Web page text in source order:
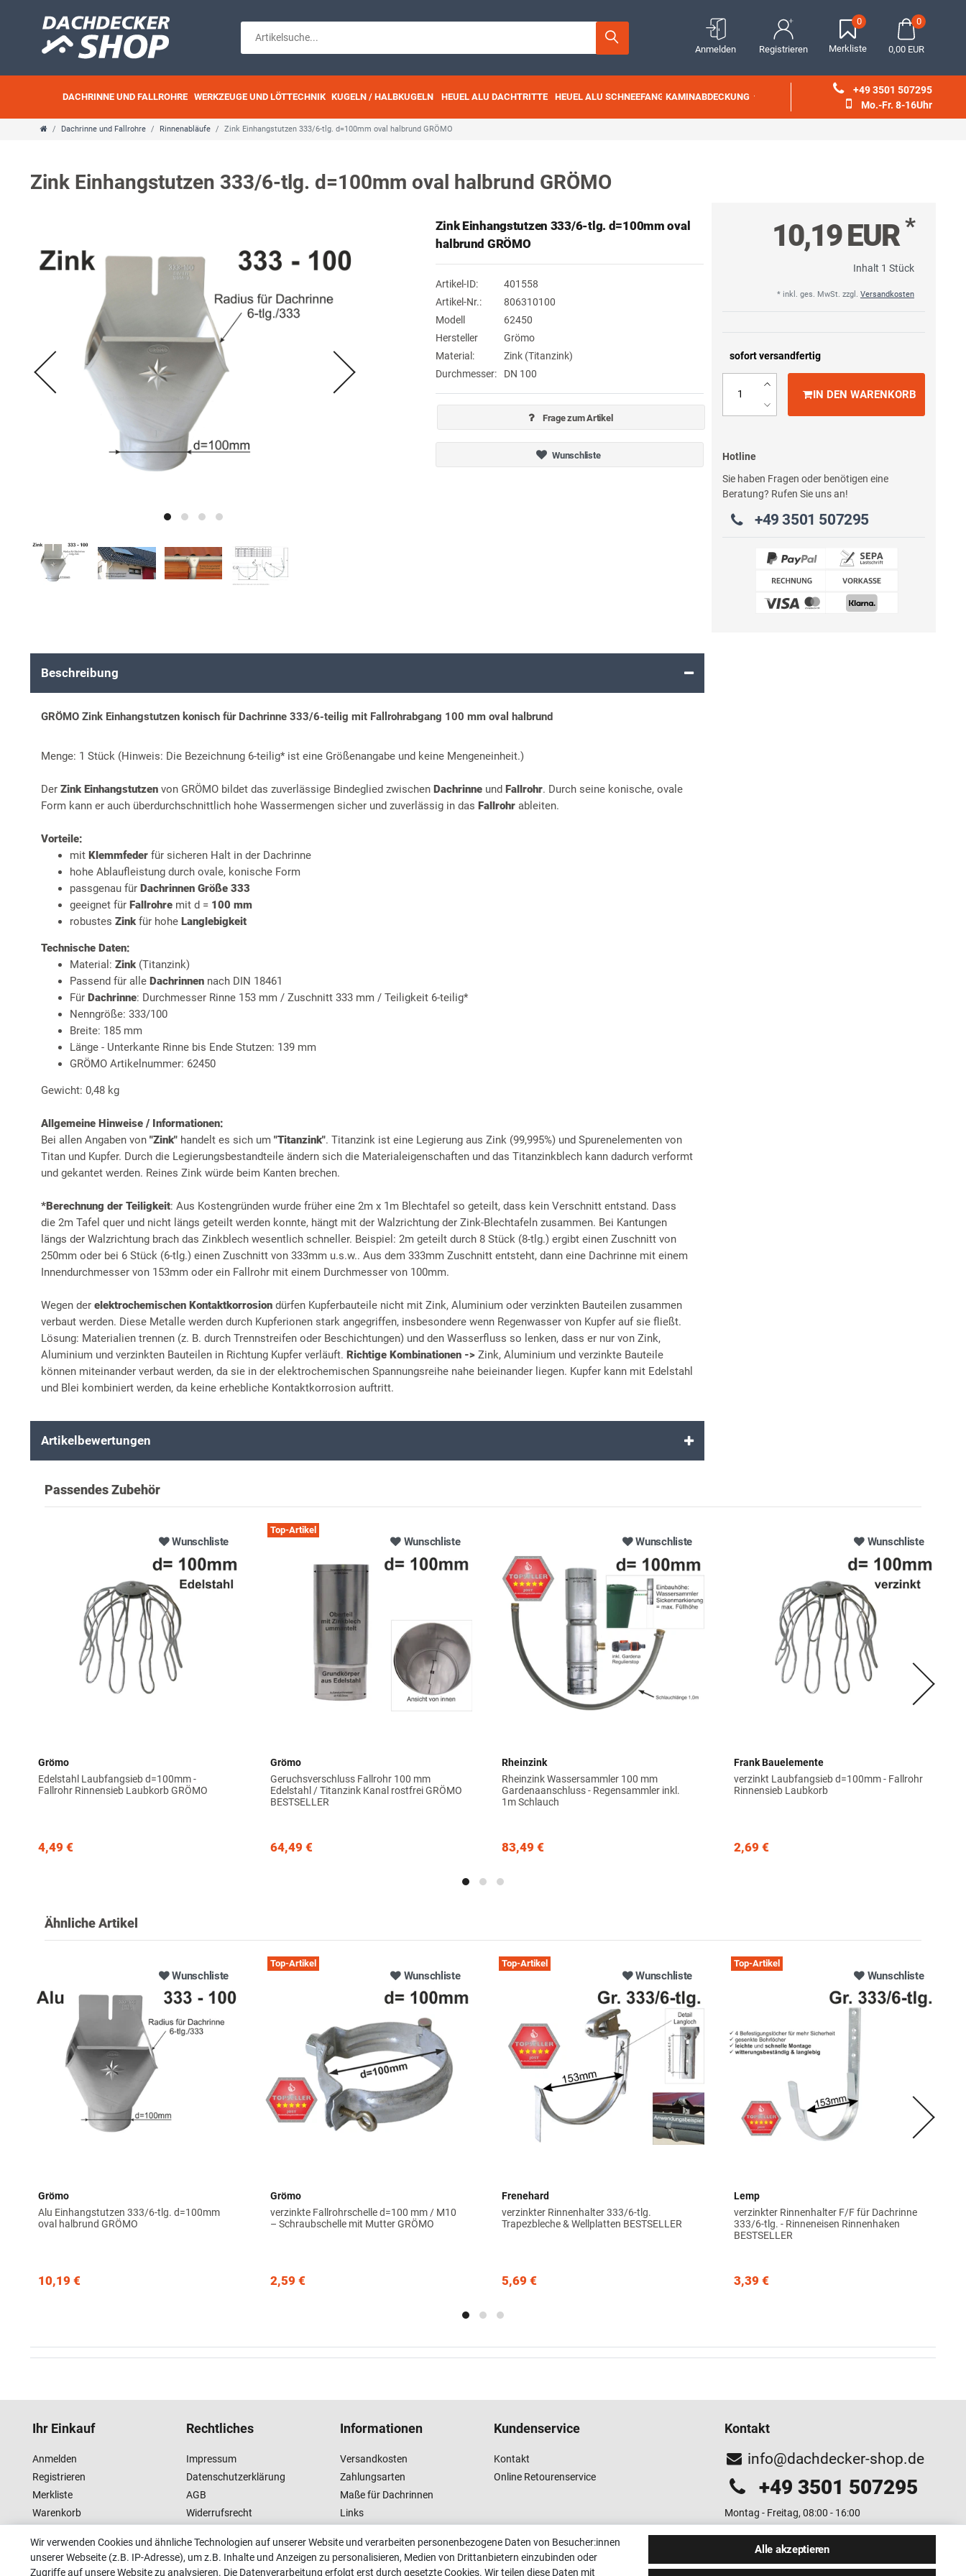
Anmelden Registrieren
0
Merkliste
0
0,00 EUR
DACHRINNE UND FALLROHRE WERKZEUGE UND LÖTTECHNIK KUGELN / HALBKUGELN HEUEL ALU DACHTRITTE HEUEL ALU SCHNEEFANG KAMINABDECKUNG
+49 3501 507295
Mo.-Fr. 8-16Uhr
Dachrinne und Fallrohre Rinnenabläufe Zink Einhangstutzen 333/6-tlg. d=100mm oval halbrund GRÖMO
Zink Einhangstutzen 333/6-tlg. d=100mm oval halbrund GRÖMO
10,19 EUR*
Inhalt 1 Stück
* inkl. ges. MwSt. zzgl. Versandkosten
sofort versandfertig
IN DEN WARENKORB
Hotline
Sie haben Fragen oder benötigen eine
Beratung? Rufen Sie uns an!
+49 3501 507295
Zink Einhangstutzen 333/6-tlg. d=100mm oval
halbrund GRÖMO
Artikel-ID:
401558
Artikel-Nr.:
806310100
Modell
62450
Hersteller
Grömo
Material:
Zink (Titanzink)
Durchmesser:
DN 100
Frage zum Artikel
Wunschliste
Beschreibung
GRÖMO Zink Einhangstutzen konisch für Dachrinne 333/6-teilig mit Fallrohrabgang 100 mm oval halbrund
Menge: 1 Stück (Hinweis: Die Bezeichnung 6-teilig* ist eine Größenangabe und keine Mengeneinheit.)
Der Zink Einhangstutzen von GRÖMO bildet das zuverlässige Bindeglied zwischen Dachrinne und Fallrohr. Durch seine konische, ovale
Form kann er auch überdurchschnittlich hohe Wassermengen sicher und zuverlässig in das Fallrohr ableiten.
Vorteile:
mit Klemmfeder für sicheren Halt in der Dachrinne
hohe Ablaufleistung durch ovale, konische Form
passgenau für Dachrinnen Größe 333
geeignet für Fallrohre mit d = 100 mm
robustes Zinkfür hohe Langlebigkeit
Technische Daten:
Material: Zink(Titanzink)
Passend für alle Dachrinnen nach DIN 18461
Für Dachrinne: Durchmesser Rinne 153 mm / Zuschnitt 333 mm / Teiligkeit 6-teilig*
Nenngröße: 333/100
Breite: 185 mm
Länge - Unterkante Rinne bis Ende Stutzen: 139 mm
GRÖMO Artikelnummer: 62450
Gewicht: 0,48 kg
Allgemeine Hinweise / Informationen:
Bei allen Angaben von "Zink" handelt es sich um "Titanzink". Titanzink ist eine Legierung aus Zink (99,995%) und Spurenelementen von
Titan und Kupfer. Durch die Legierungsbestandteile ändern sich die Materialeigenschaften und das Titanzinkblech kann dadurch verformt
und gekantet werden. Reines Zink würde beim Kanten brechen.
*Berechnung der Teiligkeit: Aus Kostengründen wurde früher eine 2m x 1m Blechtafel so geteilt, dass kein Verschnitt entstand. Dass
die 2m Tafel quer und nicht längs geteilt werden konnte, hängt mit der Walzrichtung der Zink-Blechtafeln zusammen. Bei Kantungen
längs der Walzrichtung brach das Zinkblech wesentlich schneller. Beispiel: 2m geteilt durch 8 Stück (8-tlg.) ergibt einen Zuschnitt von
250mm oder bei 6 Stück (6-tlg.) einen Zuschnitt von 333mm u.s.w.. Aus dem 333mm Zuschnitt entsteht, dann eine Dachrinne mit einem
Innendurchmesser von 153mm oder ein Fallrohr mit einem Durchmesser von 100mm.
Wegen der elektrochemischen Kontaktkorrosion dürfen Kupferbauteile nicht mit Zink, Aluminium oder verzinkten Bauteilen zusammen
verbaut werden. Diese Metalle werden durch Kupferionen stark angegriffen, insbesondere wenn Regenwasser von Kupfer auf sie fließt.
Lösung: Materialien trennen (z. B. durch Trennstreifen oder Beschichtungen) und den Wasserfluss so lenken, dass er nur von Zink,
Aluminium und verzinkten Bauteilen in Richtung Kupfer verläuft. Richtige Kombinationen -> Zink, Aluminium und verzinkte Bauteile
können miteinander verbaut werden, da sie in der elektrochemischen Spannungsreihe nahe beieinander liegen. Kupfer kann mit Edelstahl
und Blei kombiniert werden, da keine erhebliche Kontaktkorrosion auftritt.
Artikelbewertungen
Passendes Zubehör
Wunschliste
Grömo
Edelstahl Laubfangsieb d=100mm -
Fallrohr Rinnensieb Laubkorb GRÖMO
4,49 €
Wunschliste
Top-Artikel
Grömo
Geruchsverschluss Fallrohr 100 mm
Edelstahl / Titanzink Kanal rostfrei GRÖMO
BESTSELLER
64,49 €
Wunschliste
Rheinzink
Rheinzink Wassersammler 100 mm
Gardenaanschluss - Regensammler inkl.
1m Schlauch
83,49 €
Wunschliste
Frank Bauelemente
verzinkt Laubfangsieb d=100mm - Fallrohr
Rinnensieb Laubkorb
2,69 €
Ähnliche Artikel
Wunschliste
Grömo
Alu Einhangstutzen 333/6-tlg. d=100mm
oval halbrund GRÖMO
10,19 €
Wunschliste
Top-Artikel
Grömo
verzinkte Fallrohrschelle d=100 mm / M10
– Schraubschelle mit Mutter GRÖMO
2,59 €
Wunschliste
Top-Artikel
Frenehard
verzinkter Rinnenhalter 333/6-tlg.
Trapezbleche & Wellplatten BESTSELLER
5,69 €
Wunschliste
Top-Artikel
Lemp
verzinkter Rinnenhalter F/F für Dachrinne
333/6-tlg. - Rinneneisen Rinnenhaken
BESTSELLER
3,39 €
Ihr Einkauf
Anmelden
Registrieren
Merkliste
Warenkorb
Rechtliches
Impressum
Datenschutzerklärung
AGB
Widerrufsrecht
Informationen
Versandkosten
Zahlungsarten
Maße für Dachrinnen
Links
Vertrag widerrufen
Kundenservice
Kontakt
Online Retourenservice
Kontakt
info@dachdecker-shop.de
+49 3501 507295
Montag - Freitag, 08:00 - 16:00
dem Mobilfunknetz ggf. abweichend (abhängig vom
Provider).
Wir verwenden Cookies und ähnliche Technologien auf unserer Website und verarbeiten personenbezogene Daten von Besucher:innen
unserer Webseite (z.B. IP-Adresse), um z.B. Inhalte und Anzeigen zu personalisieren, Medien von Drittanbietern einzubinden oder
Zugriffe auf unsere Website zu analysieren. Die Datenverarbeitung erfolgt erst durch gesetzte Cookies. Wir teilen diese Daten mit
Alle akzeptieren